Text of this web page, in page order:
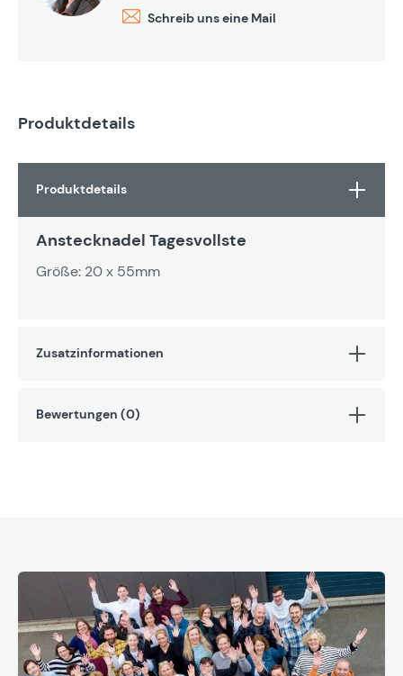
Schreib uns eine Mail
Produktdetails
Produktdetails
Anstecknadel Tagesvollste
Größe: 20 x 55mm
Zusatzinformationen
Bewertungen (0)